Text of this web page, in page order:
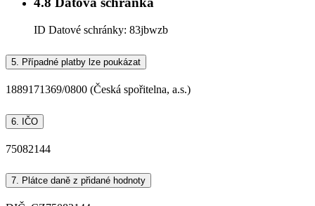
ID Datové schránky: 83jbwzb
5. Případné platby lze poukázat
1889171369/0800 (Česká spořitelna, a.s.)
6. IČO
75082144
7. Plátce daně z přidané hodnoty